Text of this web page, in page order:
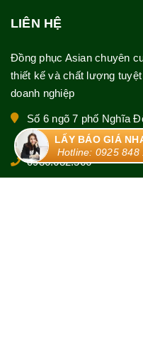
LIÊN HỆ
Đồng phục Asian chuyên
thiết kế và chất lượng
doanh nghiệp
Số 6 ngõ 7 phố Nghĩa
Giấy, TP Hà Nội
0936.632.566
LẤY BÁO GIÁ
Hotline: 0925 848